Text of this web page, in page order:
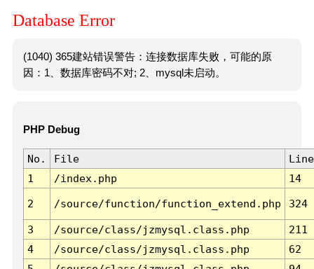
Database Error
(1040) 365建站错误警告：连接数据库失败，可能的原
因：1、数据库密码不对; 2、mysql未启动。
PHP Debug
No. File
Line
1
/index.php 14
2 /source/function/function_extend.php 324
3 /source/class/jzmysql.class.php
211
4
/source/class/jzmysql.class.php
62